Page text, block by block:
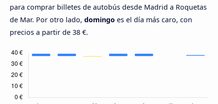
para comprar billetes de autobús desde Madrid a Roquetas
de Mar. Por otro lado, domingo es el día más caro, con
precios a partir de 38 €.